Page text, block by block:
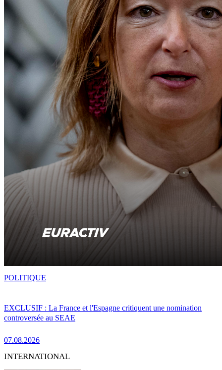
EXCLUSIF : La France et l'Espagne critiquent une nomination
controversée au SEAE
07.08.2026
POLITIQUE
INTERNATIONAL